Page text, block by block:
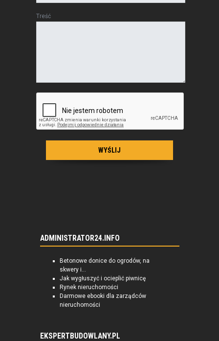
Treść
ADMINISTRATOR24.INFO
Betonowe donice do ogrodów, na
skwery i...
Jak wygłuszyć i ocieplić piwnicę
Rynek nieruchomości
Darmowe ebooki dla zarządców
nieruchomości
EKSPERTBUDOWLANY.PL